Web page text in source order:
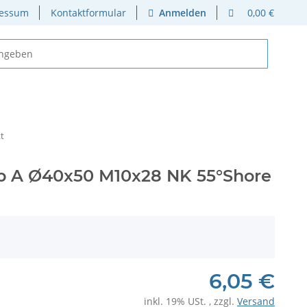
Kontaktformular Anmelden 0,00 €
Ø40x50 M10x28 NK 55°Shore
6,05 €
inkl. 19% USt. , zzgl. Versand